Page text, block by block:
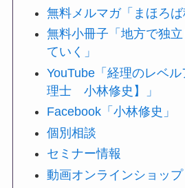
無料メルマガ「まほろば
無料小冊子「地方で独
ていく」
YouTube「経理のレベ
理士 小林修史】」
Facebook「小林修史」
個別相談
セミナー情報
動画オンラインショップ